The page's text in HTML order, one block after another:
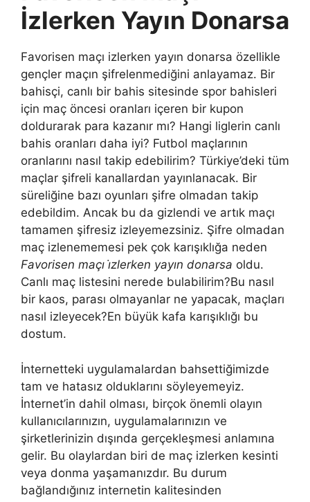
İzlerken Yayın Donarsa
Favorisen maçı izlerken yayın donarsa özellikle
gençler maçın şifrelenmediğini anlayamaz. Bir
bahisçi, canlı bir bahis sitesinde spor bahisleri
için maç öncesi oranları içeren bir kupon
doldurarak para kazanır mı? Hangi liglerin canlı
bahis oranları daha iyi? Futbol maçlarının
oranlarını nasıl takip edebilirim? Türkiye’deki tüm
maçlar şifreli kanallardan yayınlanacak. Bir
süreliğine bazı oyunları şifre olmadan takip
edebildim. Ancak bu da gizlendi ve artık maçı
tamamen şifresiz izleyemezsiniz. Şifre olmadan
maç izlenememesi pek çok karışıklığa neden
Favorisen maçı i̇zlerken yayın donarsa oldu.
Canlı maç listesini nerede bulabilirim?Bu nasıl
bir kaos, parası olmayanlar ne yapacak, maçları
nasıl izleyecek?En büyük kafa karışıklığı bu
dostum.
İnternetteki uygulamalardan bahsettiğimizde
tam ve hatasız olduklarını söyleyemeyiz.
İnternet’in dahil olması, birçok önemli olayın
kullanıcılarınızın, uygulamalarınızın ve
şirketlerinizin dışında gerçekleşmesi anlamına
gelir. Bu olaylardan biri de maç izlerken kesinti
veya donma yaşamanızdır. Bu durum
bağlandığınız internetin kalitesinden